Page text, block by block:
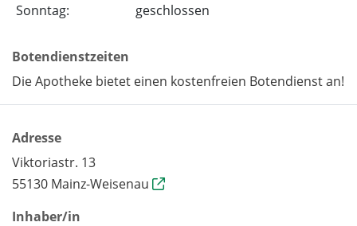
Sonntag:
geschlossen
Botendienstzeiten
Die Apotheke bietet einen kostenfreien Botendienst an!
Adresse
Viktoriastr. 13
55130 Mainz-Weisenau
Inhaber/in